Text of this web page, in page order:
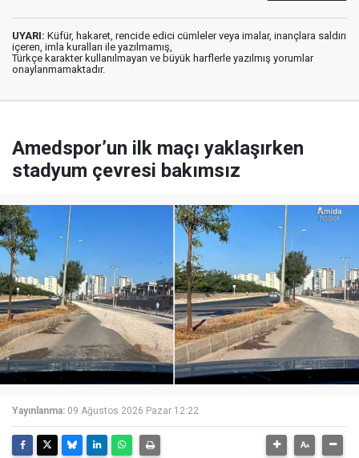
UYARI: Küfür, hakaret, rencide edici cümleler veya imalar, inançlara saldırı
içeren, imla kuralları ile yazılmamış,
Türkçe karakter kullanılmayan ve büyük harflerle yazılmış yorumlar
onaylanmamaktadır.
Amedspor’un ilk maçı yaklaşırken
stadyum çevresi bakımsız
Yayınlanma: 09 Ağustos 2026 Pazar 12:22